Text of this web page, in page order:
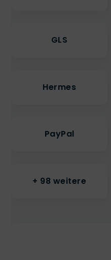
GLS
Hermes
PayPal
+ 98 weitere